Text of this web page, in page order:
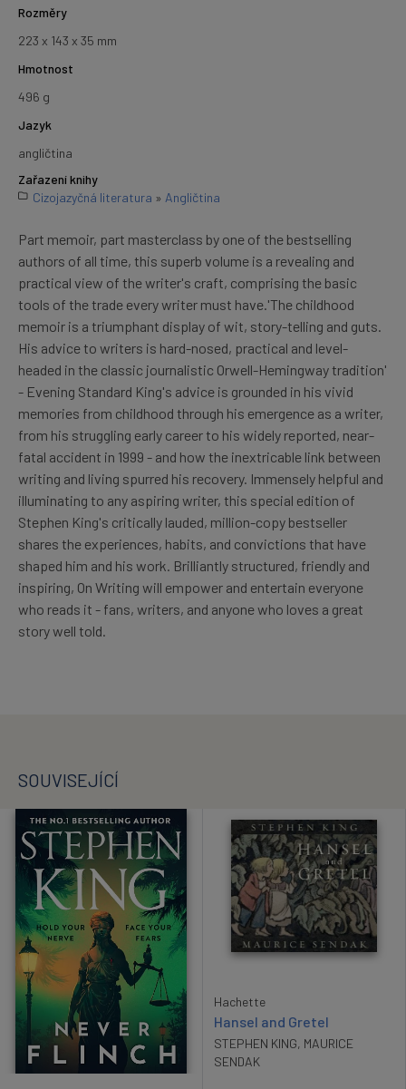
Rozměry
223 x 143 x 35 mm
Hmotnost
496 g
Jazyk
angličtina
Zařazení knihy
Cizojazyčná literatura » Angličtina
Part memoir, part masterclass by one of the bestselling
authors of all time, this superb volume is a revealing and
practical view of the writer's craft, comprising the basic
tools of the trade every writer must have.'The childhood
memoir is a triumphant display of wit, story-telling and guts.
His advice to writers is hard-nosed, practical and level-
headed in the classic journalistic Orwell-Hemingway tradition'
- Evening Standard King's advice is grounded in his vivid
memories from childhood through his emergence as a writer,
from his struggling early career to his widely reported, near-
fatal accident in 1999 - and how the inextricable link between
writing and living spurred his recovery. Immensely helpful and
illuminating to any aspiring writer, this special edition of
Stephen King's critically lauded, million-copy bestseller
shares the experiences, habits, and convictions that have
shaped him and his work. Brilliantly structured, friendly and
inspiring, On Writing will empower and entertain everyone
who reads it - fans, writers, and anyone who loves a great
story well told.
SOUVISEJÍCÍ
Hachette
Hansel and Gretel
STEPHEN KING, MAURICE
SENDAK